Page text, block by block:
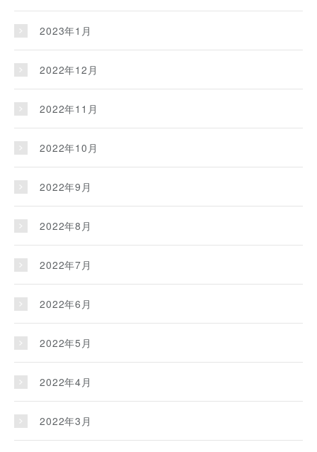
2023年1月
2022年12月
2022年11月
2022年10月
2022年9月
2022年8月
2022年7月
2022年6月
2022年5月
2022年4月
2022年3月